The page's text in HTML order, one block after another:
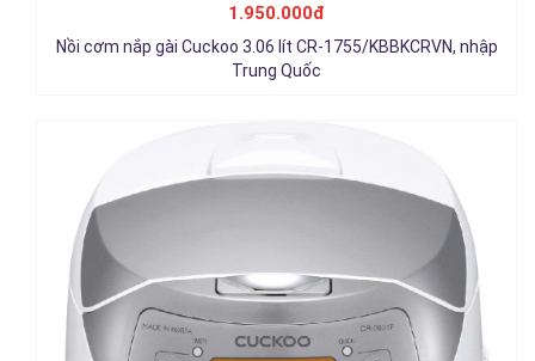
1.950.000đ
Nồi cơm nắp gài Cuckoo 3.06 lít CR-1755/KBBKCRVN, nhập
Trung Quốc
Chi tiết